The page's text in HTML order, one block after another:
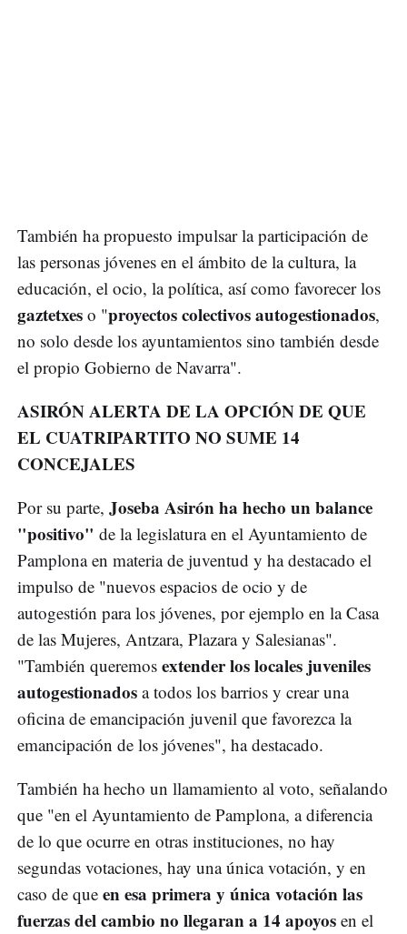
También ha propuesto impulsar la participación de
las personas jóvenes en el ámbito de la cultura, la
educación, el ocio, la política, así como favorecer los
gaztetxes o "proyectos colectivos autogestionados,
no solo desde los ayuntamientos sino también desde
el propio Gobierno de Navarra".
ASIRÓN ALERTA DE LA OPCIÓN DE QUE
EL CUATRIPARTITO NO SUME 14
CONCEJALES
Por su parte, Joseba Asirón ha hecho un balance
"positivo" de la legislatura en el Ayuntamiento de
Pamplona en materia de juventud y ha destacado el
impulso de "nuevos espacios de ocio y de
autogestión para los jóvenes, por ejemplo en la Casa
de las Mujeres, Antzara, Plazara y Salesianas".
"También queremos extender los locales juveniles
autogestionados a todos los barrios y crear una
oficina de emancipación juvenil que favorezca la
emancipación de los jóvenes", ha destacado.
También ha hecho un llamamiento al voto, señalando
que "en el Ayuntamiento de Pamplona, a diferencia
de lo que ocurre en otras instituciones, no hay
segundas votaciones, hay una única votación, y en
caso de que en esa primera y única votación las
fuerzas del cambio no llegaran a 14 apoyos en el